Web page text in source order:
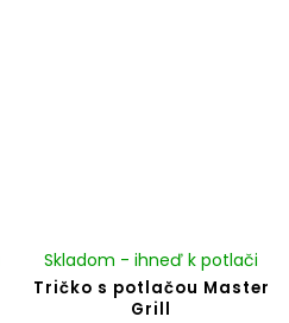
Tričko s potlačou Master
Grill
Skladom - ihneď k potlači